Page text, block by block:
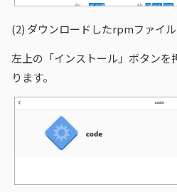
(2) ダウンロードしたrpmファイル
左上の「インストール」ボタンを
ります。